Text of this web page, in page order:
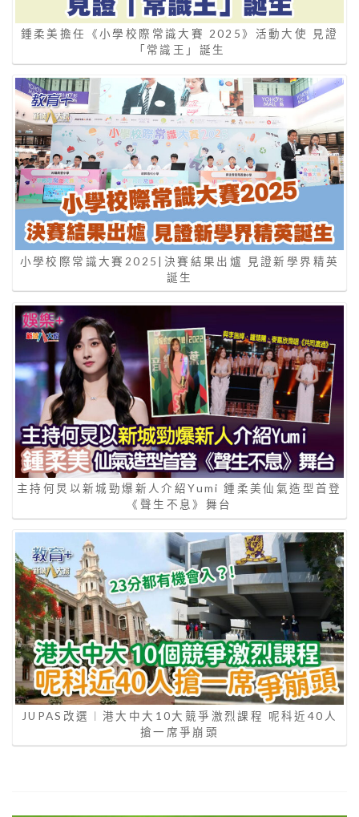
鍾柔美擔任《小學校際常識大賽 2025》活動大使 見證
「常識王」誕生
小學校際常識大賽2025|決賽結果出爐 見證新學界精英
誕生
主持何炅以新城勁爆新人介紹Yumi 鍾柔美仙氣造型首登
《聲生不息》舞台
JUPAS改選︱港大中大10大競爭激烈課程 呢科近40人
搶一席爭崩頭